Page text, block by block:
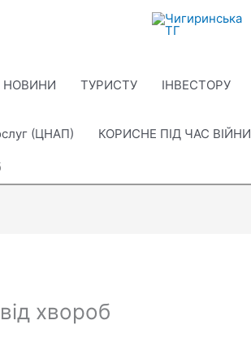
НОВИНИ ТУРИСТУ ІНВЕСТОРУ
(ЦНАП) КОРИСНЕ ПІД ЧАС ВІЙНИ
хвороб